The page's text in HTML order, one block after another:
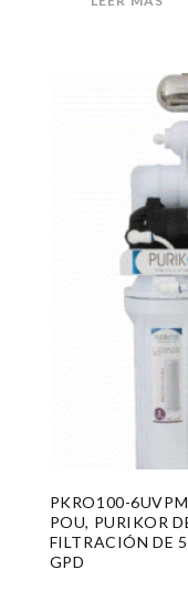
PKRO100-
POU, PURIKOR
FILTRACIÓN DE
GPD